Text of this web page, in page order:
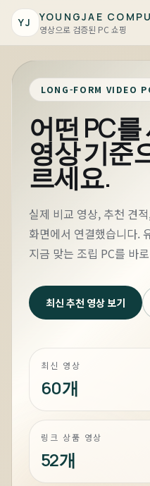
YJ YOUNGJAE
영상으로 검증된 PC 쇼핑
LONG-FORM VIDEO
어떤 PC를
영상 기준
르세요.
실제 비교 영상, 추천 견
화면에서 연결했습니다.
지금 맞는 조립 PC를 바
최신 추천 영상 보기
최신 영상
60개
링크 상품 영상
52개